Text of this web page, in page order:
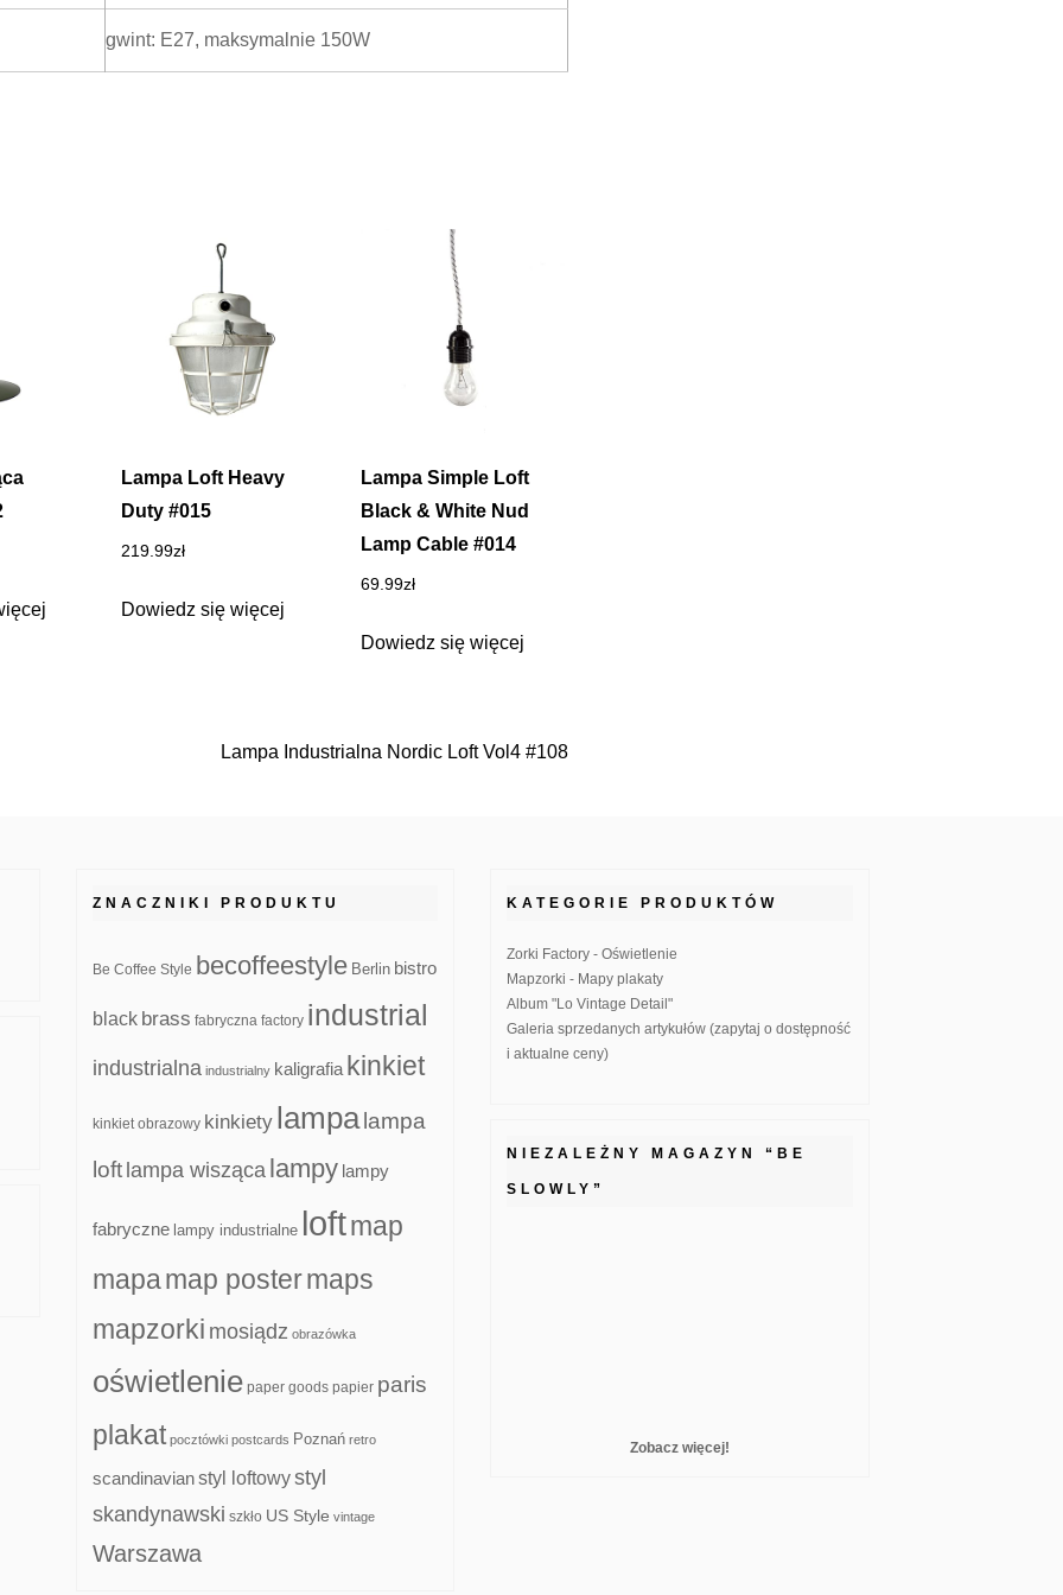
gwint: E27, maksymalnie 150W
Lampa Loft Heavy
Duty #015
219.99zł
Dowiedz się więcej
Lampa Simple Loft
Black & White Nud
Lamp Cable #014
69.99zł
Dowiedz się więcej
Lampa Industrialna Nordic Loft Vol4 #108
ZNACZNIKI PRODUKTU
Be Coffee Style becoffeestyle Berlin bistro
black brass fabryczna factory industrial
industrialna industrialny kaligrafia kinkiet
kinkiet obrazowy kinkiety lampa lampa
loft lampa wisząca lampy lampy
fabryczne lampy industrialne loftmap
mapamap postermaps
mapzorki mosiądz obrazówka
oświetlenie paper goods papier paris
plakat pocztówki postcards Poznań retro
scandinavianstyl loftowystyl
skandynawski szkło US Style vintage
Warszawa
KATEGORIE PRODUKTÓW
Zorki Factory - Oświetlenie
Mapzorki - Mapy plakaty
Album "Lo Vintage Detail"
Galeria sprzedanych artykułów (zapytaj o dostępność
i aktualne ceny)
NIEZALEŻNY MAGAZYN “BE
SLOWLY”
Zobacz więcej!